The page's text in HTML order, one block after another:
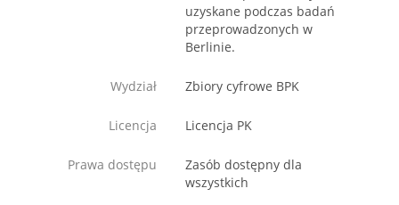
uzyskane podczas badań
przeprowadzonych w
Berlinie.
Wydział Zbiory cyfrowe BPK
Licencja Licencja PK
Prawa dostępu
Zasób dostępny dla
wszystkich